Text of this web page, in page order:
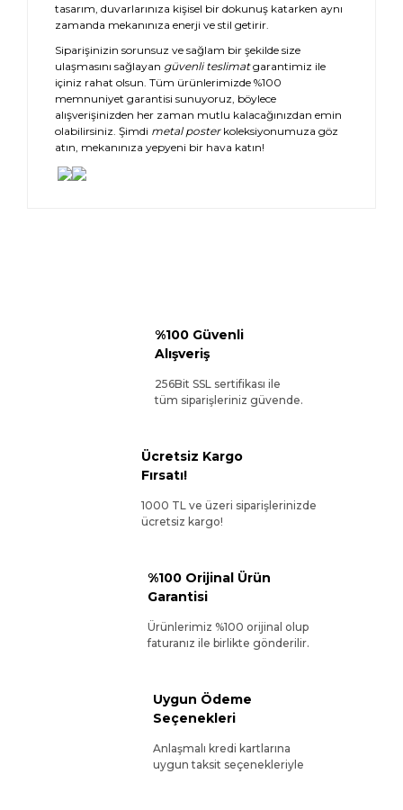
tasarım, duvarlarınıza kişisel bir dokunuş katarken aynı
zamanda mekanınıza enerji ve stil getirir.
Siparişinizin sorunsuz ve sağlam bir şekilde size
ulaşmasını sağlayan güvenli teslimatgarantimiz ile
içiniz rahat olsun. Tüm ürünlerimizde %100
memnuniyet garantisi sunuyoruz, böylece
alışverişinizden her zaman mutlu kalacağınızdan emin
olabilirsiniz. Şimdi metal posterkoleksiyonumuza göz
atın, mekanınıza yepyeni bir hava katın!
%100 Güvenli
Alışveriş
256Bit SSL sertifikası ile
tüm siparişleriniz güvende.
Ücretsiz Kargo
Fırsatı!
1000 TL ve üzeri siparişlerinizde
ücretsiz kargo!
%100 Orijinal Ürün
Garantisi
Ürünlerimiz %100 orijinal olup
faturanız ile birlikte gönderilir.
Uygun Ödeme
Seçenekleri
Anlaşmalı kredi kartlarına
uygun taksit seçenekleriyle